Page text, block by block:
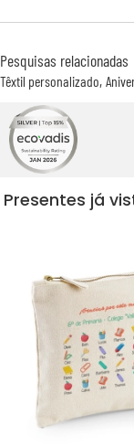
Pesquisas relacionadas
Têxtil personalizado
Presentes já